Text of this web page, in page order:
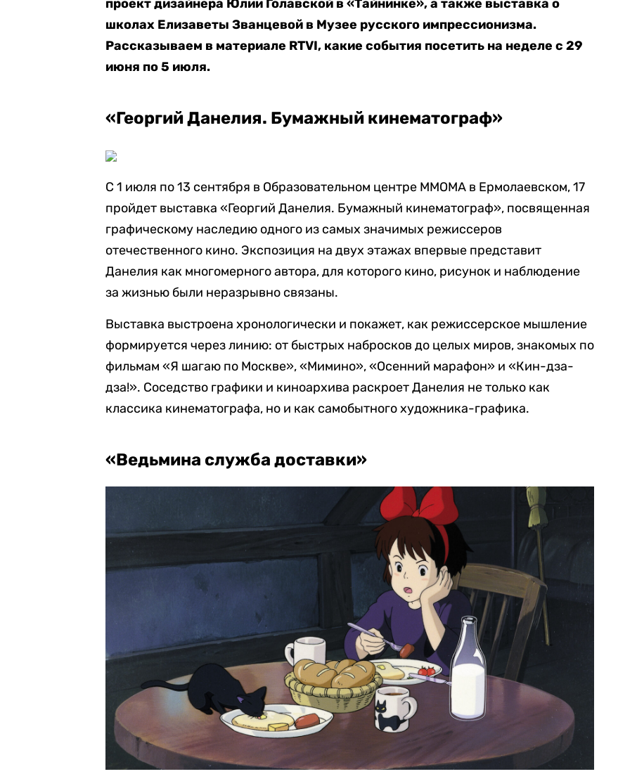
проект дизайнера Юлии Голавской в «Тайнинке», а также выставка о
школах Елизаветы Званцевой в Музее русского импрессионизма.
Рассказываем в материале RTVI, какие события посетить на неделе с 29
июня по 5 июля.
«Георгий Данелия. Бумажный кинематограф»
С 1 июля по 13 сентября в Образовательном центре ММОМА в Ермолаевском, 17
пройдет выставка «Георгий Данелия. Бумажный кинематограф», посвященная
графическому наследию одного из самых значимых режиссеров
отечественного кино. Экспозиция на двух этажах впервые представит
Данелия как многомерного автора, для которого кино, рисунок и наблюдение
за жизнью были неразрывно связаны.
Выставка выстроена хронологически и покажет, как режиссерское мышление
формируется через линию: от быстрых набросков до целых миров, знакомых по
фильмам «Я шагаю по Москве», «Мимино», «Осенний марафон» и «Кин-дза-
дза!». Соседство графики и киноархива раскроет Данелия не только как
классика кинематографа, но и как самобытного художника-графика.
«Ведьмина служба доставки»